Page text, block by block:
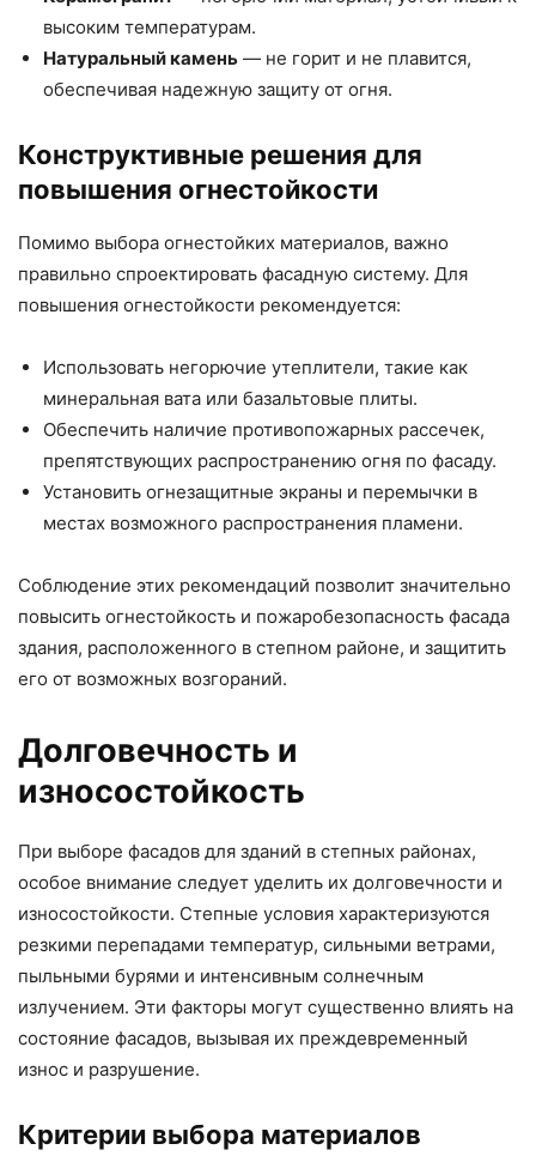
высоким температурам.
Натуральный камень — не горит и не плавится,
обеспечивая надежную защиту от огня.
Конструктивные решения для
повышения огнестойкости
Помимо выбора огнестойких материалов, важно
правильно спроектировать фасадную систему. Для
повышения огнестойкости рекомендуется:
Использовать негорючие утеплители, такие как
минеральная вата или базальтовые плиты.
Обеспечить наличие противопожарных рассечек,
препятствующих распространению огня по фасаду.
Установить огнезащитные экраны и перемычки в
местах возможного распространения пламени.
Соблюдение этих рекомендаций позволит значительно
повысить огнестойкость и пожаробезопасность фасада
здания, расположенного в степном районе, и защитить
его от возможных возгораний.
Долговечность и
износостойкость
При выборе фасадов для зданий в степных районах,
особое внимание следует уделить их долговечности и
износостойкости. Степные условия характеризуются
резкими перепадами температур, сильными ветрами,
пыльными бурями и интенсивным солнечным
излучением. Эти факторы могут существенно влиять на
состояние фасадов, вызывая их преждевременный
износ и разрушение.
Критерии выбора материалов